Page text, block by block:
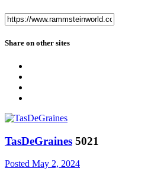
Share on other sites
TasDeGraines 5021
Posted May 2, 2024